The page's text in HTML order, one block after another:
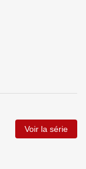
Voir la série